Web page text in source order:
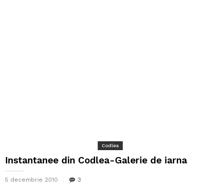
Codlea
Instantanee din Codlea-Galerie de iarna
5 decembrie 2010 3